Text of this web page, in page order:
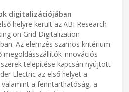
digitalizációjában
helyre került az ABI Research
on Grid Digitalization
Az elemzés számos kritérium
megoldásszállítók innovációs
telepítése kapcsán nyújtott
Electric az első helyet a
a fenntarthatóság, a